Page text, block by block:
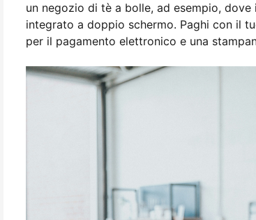
un negozio di tè a bolle, ad esempio,
integrato a doppio schermo. Paghi con il
per il pagamento elettronico e una